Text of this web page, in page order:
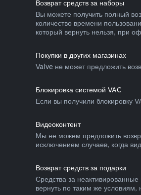
Возврат средств за наборы
Вы можете получить полный
количество времени
который вернуть нельзя, при
Покупки в других магазинах
Valve не может предложить
Блокировка системой VAC
Если вы получили блокировку
Видеоконтент
Мы не можем предложить
исключением случаев, когда
Возврат средств за подарки
Средства за
вернуть по таким же условиям,